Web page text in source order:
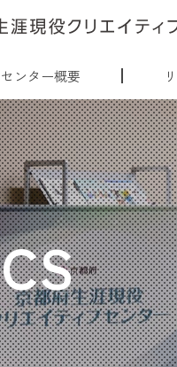
センター概要